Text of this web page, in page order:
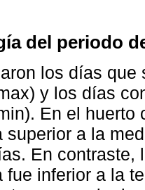
del periodo
los días que
y los días
En el
superior a la
En contraste,
fue inferior a la